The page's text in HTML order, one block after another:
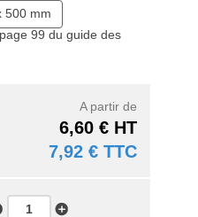
500 mm
99 du guide des
A partir de
6,60 € HT
7,92 € TTC